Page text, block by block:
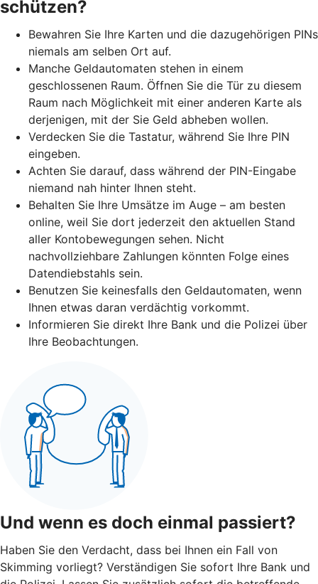
schützen?
Bewahren Sie Ihre Karten und die dazugehörigen PINs
niemals am selben Ort auf.
Manche Geldautomaten stehen in einem
geschlossenen Raum. Öffnen Sie die Tür zu diesem
Raum nach Möglichkeit mit einer anderen Karte als
derjenigen, mit der Sie Geld abheben wollen.
Verdecken Sie die Tastatur, während Sie Ihre PIN
eingeben.
Achten Sie darauf, dass während der PIN-Eingabe
niemand nah hinter Ihnen steht.
Behalten Sie Ihre Umsätze im Auge – am besten
online, weil Sie dort jederzeit den aktuellen Stand
aller Kontobewegungen sehen. Nicht
nachvollziehbare Zahlungen könnten Folge eines
Datendiebstahls sein.
Benutzen Sie keinesfalls den Geldautomaten, wenn
Ihnen etwas daran verdächtig vorkommt.
Informieren Sie direkt Ihre Bank und die Polizei über
Ihre Beobachtungen.
Und wenn es doch einmal passiert?
Haben Sie den Verdacht, dass bei Ihnen ein Fall von
Skimming vorliegt? Verständigen Sie sofort Ihre Bank und